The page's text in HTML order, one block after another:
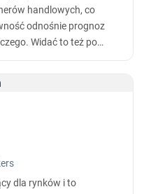
handlowych, co
odnośnie prognoz
Widać to też po
dla rynków i to